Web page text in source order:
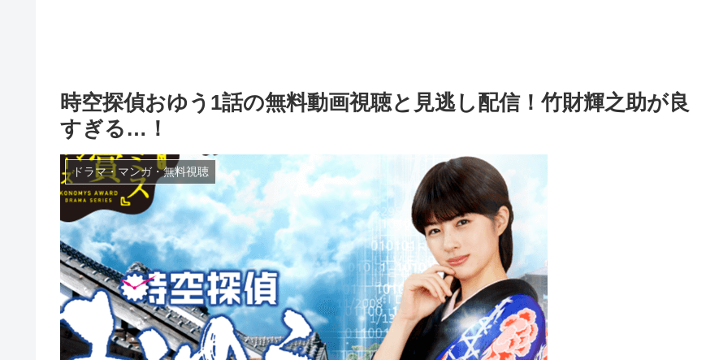
時空探偵おゆう1話の無料動画視聴と見逃し配信！竹財輝之助が良
すぎる…！
ドラマ・マンガ・無料視聴